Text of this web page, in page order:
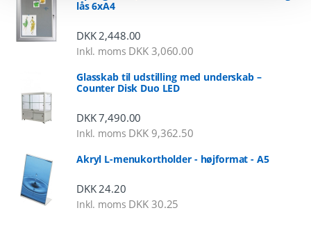
lås 6xA4
DKK2,448.00
Inkl. moms DKK 3,060.00
Glasskab til udstilling med underskab –
Counter Disk Duo LED
DKK7,490.00
Inkl. moms DKK 9,362.50
Akryl L-menukortholder - højformat - A5
DKK24.20
Inkl. moms DKK 30.25